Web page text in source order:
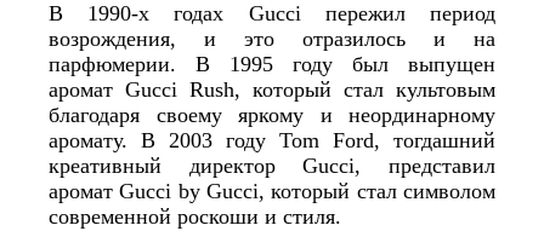
В 1990-х годах Gucci пережил период
возрождения, и это отразилось и на
парфюмерии. В 1995 году был выпущен
аромат Gucci Rush, который стал культовым
благодаря своему яркому и неординарному
аромату. В 2003 году Tom Ford, тогдашний
креативный директор Gucci, представил
аромат Gucci by Gucci, который стал символом
современной роскоши и стиля.